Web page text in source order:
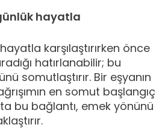
hayatla
karşılaştırırken önce
hatırlanabilir; bu
somutlaştırır. Bir eşyanın
en somut başlangıç
bu bağlantı, emek yönünü